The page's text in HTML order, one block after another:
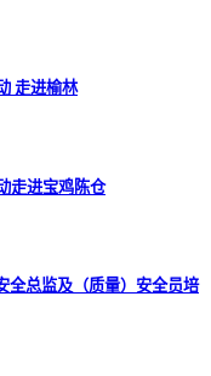
走进榆林
走进宝鸡陈仓
全总监及（质量）安全员培